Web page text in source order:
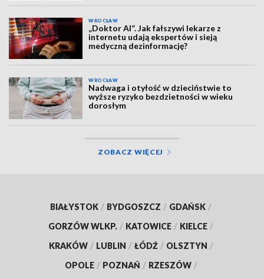
WROCŁAW
„Doktor AI”. Jak fałszywi lekarze z
internetu udają ekspertów i sieją
medyczną dezinformację?
WROCŁAW
Nadwaga i otyłość w dzieciństwie to
wyższe ryzyko bezdzietności w wieku
dorosłym
ZOBACZ WIĘCEJ
BIAŁYSTOK / BYDGOSZCZ / GDAŃSK /
GORZÓW WLKP. / KATOWICE / KIELCE /
KRAKÓW / LUBLIN / ŁÓDŹ / OLSZTYN /
OPOLE / POZNAŃ / RZESZÓW /